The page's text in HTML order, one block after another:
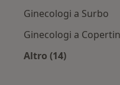
Ginecologi a Surbo
Ginecologi a
Altro (14)